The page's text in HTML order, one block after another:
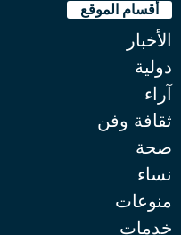
أقسام الموقع
الأخبار
دولية
آراء
ثقافة وفن
صحة
نساء
منوعات
خدمات